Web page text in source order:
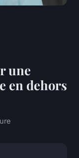
une
en dehors